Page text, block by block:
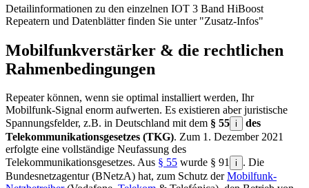
Detailinformationen zu den einzelnen IOT 3 Band HiBoost
Repeatern und Datenblätter finden Sie unter "Zusatz-Infos"
Mobilfunkverstärker & die rechtlichen
Rahmenbedingungen
Repeater können, wenn sie optimal installiert werden, Ihr
Mobilfunk-Signal enorm aufwerten. Es existieren aber juristische
Spannungsfelder, z.B. in Deutschland mit dem § 55 i
des
Telekommunikationsgesetzes (TKG). Zum 1. Dezember 2021
erfolgte eine vollständige Neufassung des
Telekommunikationsgesetzes. Aus § 55 wurde § 91 i
. Die
Bundesnetzagentur (BNetzA) hat, zum Schutz derMobilfunk-